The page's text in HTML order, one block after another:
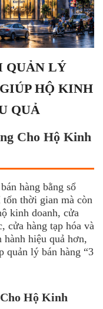
QUẢN LÝ
HỘ KINH
QUẢ
Cho Hộ Kinh
hàng bằng sổ
tốn thời gian mà còn
kinh doanh, cửa
cửa hàng tạp hóa và
hiệu quả hơn,
quản lý bán hàng “3
Hộ Kinh